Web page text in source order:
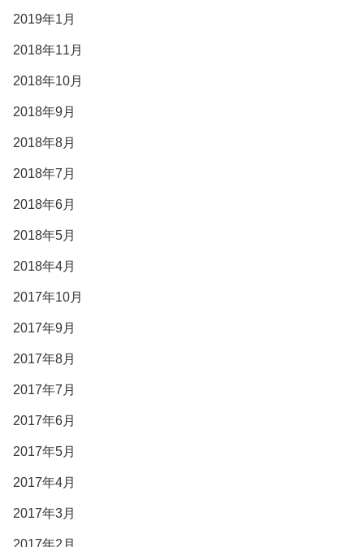
2019年1月
2018年11月
2018年10月
2018年9月
2018年8月
2018年7月
2018年6月
2018年5月
2018年4月
2017年10月
2017年9月
2017年8月
2017年7月
2017年6月
2017年5月
2017年4月
2017年3月